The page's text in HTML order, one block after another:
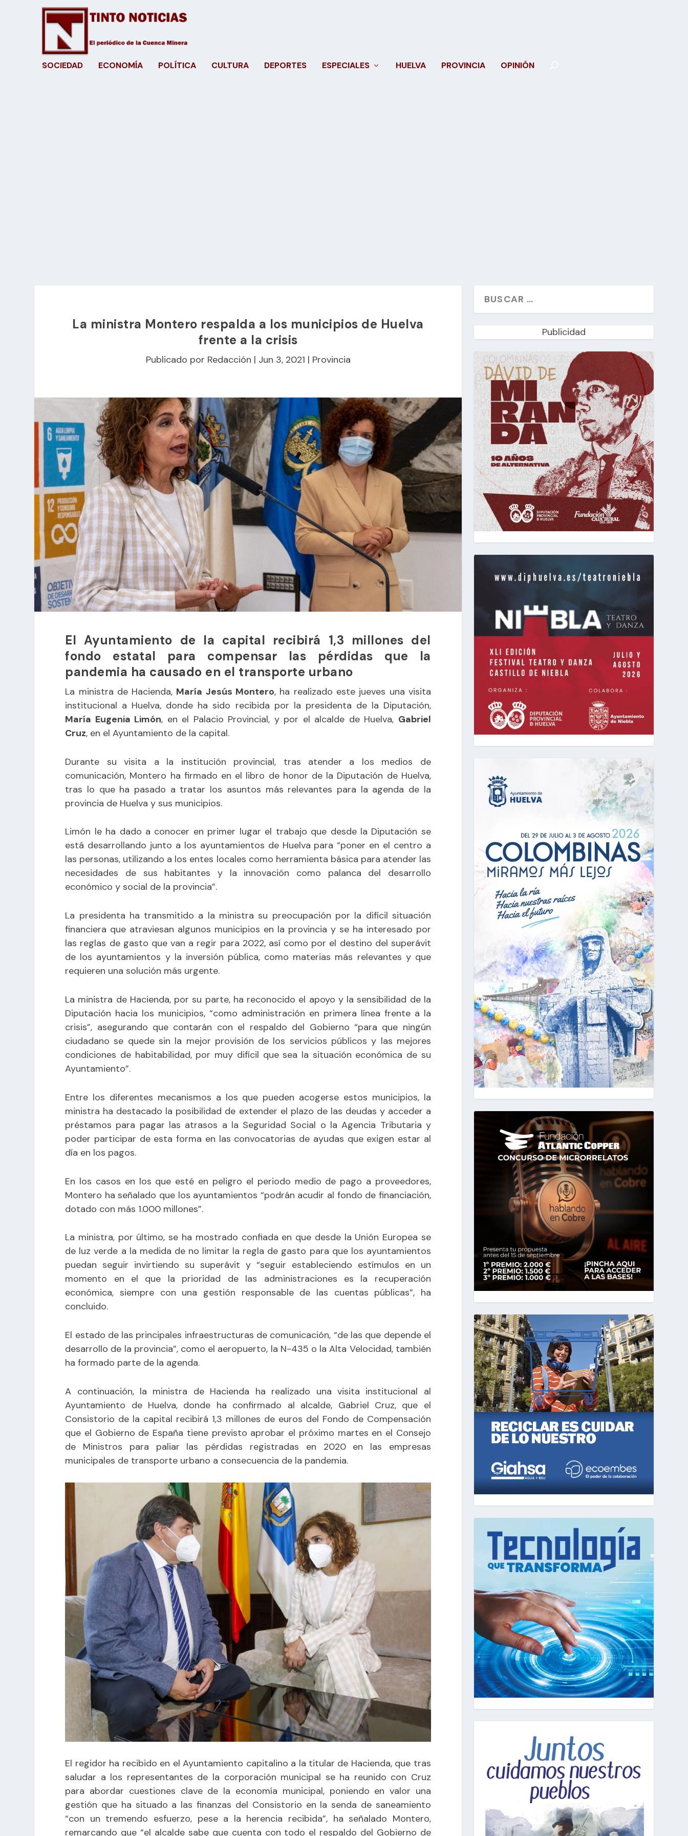
SOCIEDAD ECONOMÍA POLÍTICA CULTURA DEPORTES ESPECIALES HUELVA PROVINCIA OPINIÓN
La ministra Montero respalda a los municipios de Huelva
frente a la crisis
Publicado por Redacción | Jun 3, 2021 | Provincia
El Ayuntamiento de la capital recibirá 1,3 millones del
fondo estatal para compensar las pérdidas que la
pandemia ha causado en el transporte urbano
La ministra de Hacienda, María Jesús Montero, ha realizado este jueves una visita
institucional a Huelva, donde ha sido recibida por la presidenta de la Diputación,
María Eugenia Limón, en el Palacio Provincial, y por el alcalde de Huelva, Gabriel
Cruz, en el Ayuntamiento de la capital.
Durante su visita a la institución provincial, tras atender a los medios de
comunicación, Montero ha firmado en el libro de honor de la Diputación de Huelva,
tras lo que ha pasado a tratar los asuntos más relevantes para la agenda de la
provincia de Huelva y sus municipios.
Limón le ha dado a conocer en primer lugar el trabajo que desde la Diputación se
está desarrollando junto a los ayuntamientos de Huelva para “poner en el centro a
las personas, utilizando a los entes locales como herramienta básica para atender las
necesidades de sus habitantes y la innovación como palanca del desarrollo
económico y social de la provincia”.
La presidenta ha transmitido a la ministra su preocupación por la difícil situación
financiera que atraviesan algunos municipios en la provincia y se ha interesado por
las reglas de gasto que van a regir para 2022, así como por el destino del superávit
de los ayuntamientos y la inversión pública, como materias más relevantes y que
requieren una solución más urgente.
La ministra de Hacienda, por su parte, ha reconocido el apoyo y la sensibilidad de la
Diputación hacia los municipios, “como administración en primera línea frente a la
crisis”, asegurando que contarán con el respaldo del Gobierno “para que ningún
ciudadano se quede sin la mejor provisión de los servicios públicos y las mejores
condiciones de habitabilidad, por muy difícil que sea la situación económica de su
Ayuntamiento”.
Entre los diferentes mecanismos a los que pueden acogerse estos municipios, la
ministra ha destacado la posibilidad de extender el plazo de las deudas y acceder a
préstamos para pagar las atrasos a la Seguridad Social o la Agencia Tributaria y
poder participar de esta forma en las convocatorias de ayudas que exigen estar al
día en los pagos.
En los casos en los que esté en peligro el periodo medio de pago a proveedores,
Montero ha señalado que los ayuntamientos “podrán acudir al fondo de financiación,
dotado con más 1.000 millones”.
La ministra, por último, se ha mostrado confiada en que desde la Unión Europea se
de luz verde a la medida de no limitar la regla de gasto para que los ayuntamientos
puedan seguir invirtiendo su superávit y “seguir estableciendo estímulos en un
momento en el que la prioridad de las administraciones es la recuperación
económica, siempre con una gestión responsable de las cuentas públicas”, ha
concluido.
El estado de las principales infraestructuras de comunicación, “de las que depende el
desarrollo de la provincia”, como el aeropuerto, la N-435 o la Alta Velocidad, también
ha formado parte de la agenda.
A continuación, la ministra de Hacienda ha realizado una visita institucional al
Ayuntamiento de Huelva, donde ha confirmado al alcalde, Gabriel Cruz, que el
Consistorio de la capital recibirá 1,3 millones de euros del Fondo de Compensación
que el Gobierno de España tiene previsto aprobar el próximo martes en el Consejo
de Ministros para paliar las pérdidas registradas en 2020 en las empresas
municipales de transporte urbano a consecuencia de la pandemia.
El regidor ha recibido en el Ayuntamiento capitalino a la titular de Hacienda, que tras
saludar a los representantes de la corporación municipal se ha reunido con Cruz
para abordar cuestiones clave de la economía municipal, poniendo en valor una
gestión que ha situado a las finanzas del Consistorio en la senda de saneamiento
“con un tremendo esfuerzo, pese a la herencia recibida”, ha señalado Montero,
remarcando que “el alcalde sabe que cuenta con todo el respaldo del Gobierno de
Publicidad